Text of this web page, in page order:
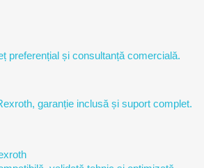
preferențial și consultanță comercială.
garanție inclusă și suport complet.